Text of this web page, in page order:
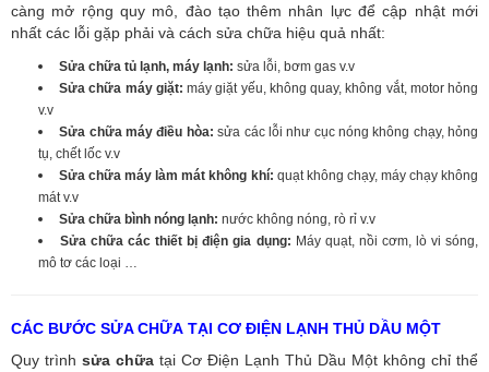
càng mở rộng quy mô, đào tạo thêm nhân lực để cập nhật mới
nhất các lỗi gặp phải và cách sửa chữa hiệu quả nhất:
Sửa chữa tủ lạnh, máy lạnh: sửa lỗi, bơm gas v.v
Sửa chữa máy giặt:máy giặt yếu, không quay, không vắt, motor hỏng
v.v
Sửa chữa máy điều hòa: sửa các lỗi như cục nóng không chạy, hỏng
tụ, chết lốc v.v
Sửa chữa máy làm mát không khí: quạt không chạy, máy chạy không
mát v.v
Sửa chữa bình nóng lạnh: nước không nóng, rò rỉ v.v
Sửa chữa các thiết bị điện gia dụng: Máy quạt, nồi cơm, lò vi sóng,
mô tơ các loại …
CÁC BƯỚC SỬA CHỮA TẠI CƠ ĐIỆN LẠNH THỦ DẦU MỘT
Quy trình sửa chữa tại Cơ Điện Lạnh Thủ Dầu Một không chỉ thể